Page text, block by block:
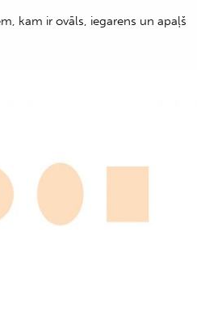
kam ir ovāls, iegarens un apaļš